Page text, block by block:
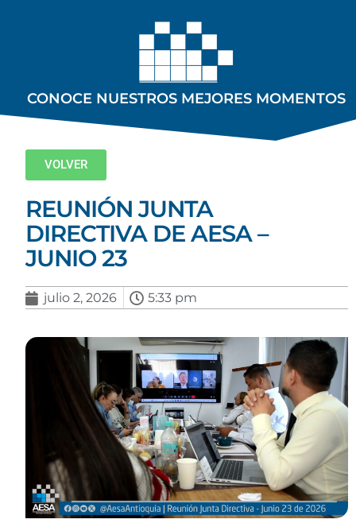
CONOCE NUESTROS MEJORES MOMENTOS
VOLVER
REUNIÓN JUNTA
DIRECTIVA DE AESA –
JUNIO 23
julio 2, 2026 5:33 pm